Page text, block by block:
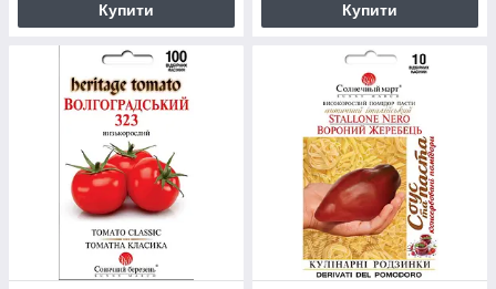
Купити Купити